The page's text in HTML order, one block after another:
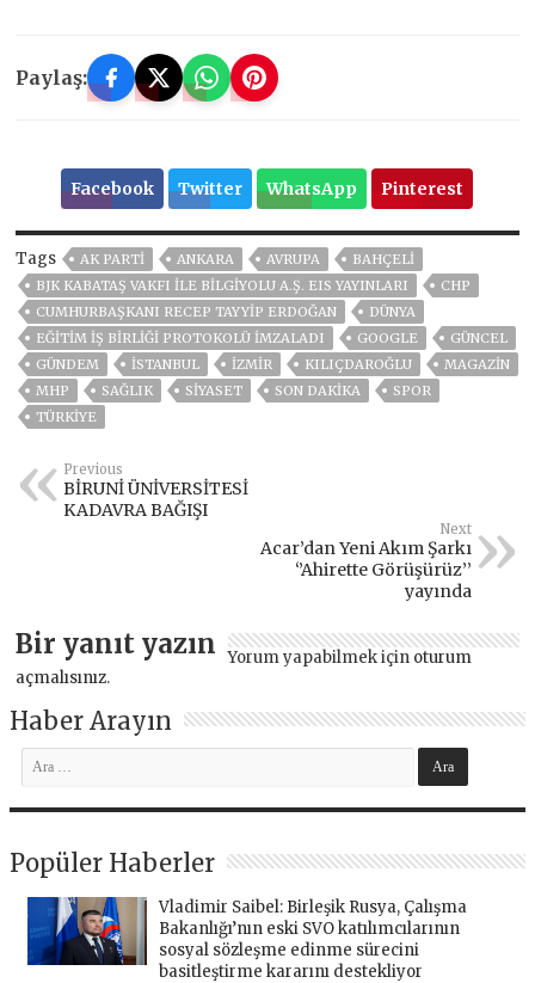
Paylaş:
Facebook Twitter WhatsApp Pinterest
Tags AK PARTİ ANKARA AVRUPA
BAHÇELİ
BJK KABATAŞ VAKFI ILE BILGIYOLU A.Ş. EIS YAYINLARI
CHP
CUMHURBAŞKANI RECEP TAYYIP ERDOĞAN
DÜNYA
EĞITIM İŞ BIRLIĞI PROTOKOLÜ IMZALADI
GOOGLE
GÜNCEL
GÜNDEM
ISTANBUL İZMIR KILIÇDAROĞLU
MAGAZİN
MHP
SAĞLIK SİYASET SON DAKIKA
SPOR
TÜRKİYE
Previous
BİRUNİ ÜNİVERSİTESİ
KADAVRA BAĞIŞI
Next
Acar’dan Yeni Akım Şarkı
‘’Ahirette Görüşürüz’’
yayında
Bir yanıt yazın Yorum yapabilmek için oturum
açmalısınız.
Haber Arayın
Popüler Haberler
Vladimir Saibel: Birleşik Rusya, Çalışma
Bakanlığı’nın eski SVO katılımcılarının
sosyal sözleşme edinme sürecini
basitleştirme kararını destekliyor